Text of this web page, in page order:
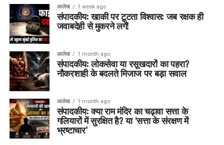
आलेख 1 week ago
संपादकीय: खाकी पर टूटता विश्वास: जब रक्षक ही
जवाबदेही से मुकरने लगें!
आलेख 1 month ago
संपादकीय: लोकसेवा या रसूखदारों का पहरा?
नौकरशाही के बदलते मिजाज पर बड़ा सवाल
आलेख 1 month ago
संपादकीय: क्या राम मंदिर का चढ़ावा सत्ता के
गलियारों में सुरक्षित है? या ‘सत्ता के संरक्षण में
भ्रष्टाचार’